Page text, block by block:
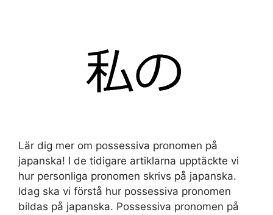
Lär dig mer om possessiva pronomen på
japanska! I de tidigare artiklarna upptäckte vi
hur personliga pronomen skrivs på japanska.
Idag ska vi förstå hur possessiva pronomen
bildas på japanska. Possessiva pronomen på